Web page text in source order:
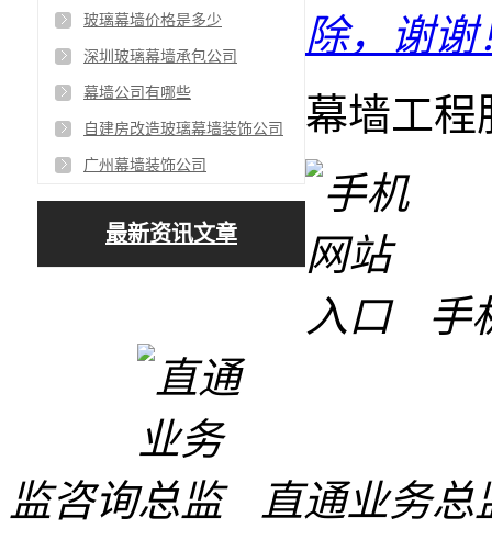
玻璃幕墙价格是多少
深圳玻璃幕墙承包公司
幕墙公司有哪些
自建房改造玻璃幕墙装饰公司
广州幕墙装饰公司
最新资讯文章
除，谢谢
幕墙工程
手
监咨询
直通业务总